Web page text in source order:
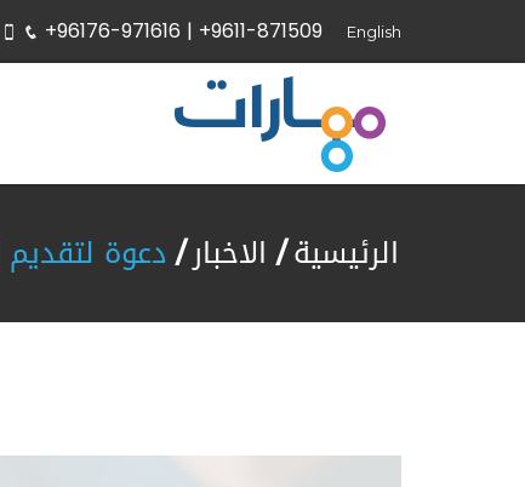
English
+96176-971616 | +9611-871509
الرئيسية الاخبار دعوة